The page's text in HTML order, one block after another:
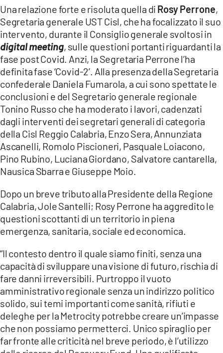
LaC
Network
LACPLAY.IT
LACTV.IT
LACONAIR.IT
LACITYMAG.IT
ILREGGINO.IT
COSENZACHANNEL.IT
ILVIBONESE.IT
CATANZAROCHANNEL.IT
LACAPITALENEWS.IT
ANDROID
APPLE
Una relazione forte e risoluta quella di Rosy Perrone,
Segretaria generale UST Cisl, che ha focalizzato il suo
intervento, durante il Consiglio generale svoltosi in
digital meeting, sulle questioni portanti riguardanti la
fase post Covid. Anzi, la Segretaria Perrone l’ha
definita fase ‘Covid-2’. Alla presenza della Segretaria
confederale Daniela Fumarola, a cui sono spettate le
conclusioni e del Segretario generale regionale
Tonino Russo che ha moderato i lavori, cadenzati
dagli interventi dei segretari generali di categoria
della Cisl Reggio Calabria, Enzo Sera, Annunziata
Ascanelli, Romolo Piscioneri, Pasquale Loiacono,
Pino Rubino, Luciana Giordano, Salvatore cantarella,
Nausica Sbarra e Giuseppe Moio.
Dopo un breve tributo alla Presidente della Regione
Calabria, Jole Santelli; Rosy Perrone ha aggredito le
questioni scottanti di un territorio in piena
emergenza, sanitaria, sociale ed economica.
“Il contesto dentro il quale siamo finiti, senza una
capacità di sviluppare una visione di futuro, rischia di
fare danni irreversibili. Purtroppo il vuoto
amministrativo regionale senza un indirizzo politico
solido, sui temi importanti come sanità, rifiuti e
deleghe per la Metrocity potrebbe creare un’impasse
che non possiamo permetterci. Unico spiraglio per
far fronte alle criticità nel breve periodo, è l’utilizzo